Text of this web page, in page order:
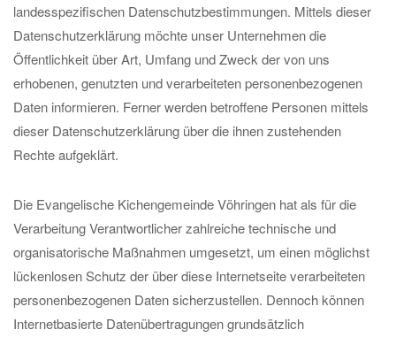
landesspezifischen Datenschutzbestimmungen. Mittels dieser
Datenschutzerklärung möchte unser Unternehmen die
Öffentlichkeit über Art, Umfang und Zweck der von uns
erhobenen, genutzten und verarbeiteten personenbezogenen
Daten informieren. Ferner werden betroffene Personen mittels
dieser Datenschutzerklärung über die ihnen zustehenden
Rechte aufgeklärt.
Die Evangelische Kichengemeinde Vöhringen hat als für die
Verarbeitung Verantwortlicher zahlreiche technische und
organisatorische Maßnahmen umgesetzt, um einen möglichst
lückenlosen Schutz der über diese Internetseite verarbeiteten
personenbezogenen Daten sicherzustellen. Dennoch können
Internetbasierte Datenübertragungen grundsätzlich